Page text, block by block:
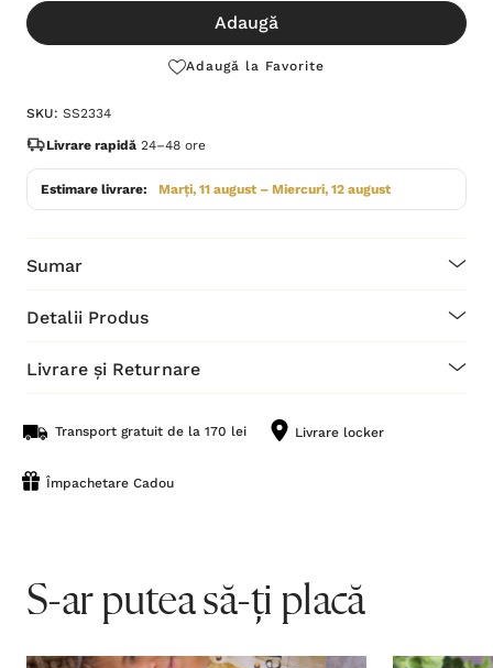
te!
Stocul
Adaugă
Adaugă la Favorite
SKU: SS2334
Livrare rapidă 24–48 ore
Estimare livrare: Marți, 11 august – Miercuri, 12 august
Sumar
Detalii Produs
Livrare și Returnare
Transport gratuit de la 170 lei Livrare locker
Împachetare Cadou
S-ar putea să-ți placă